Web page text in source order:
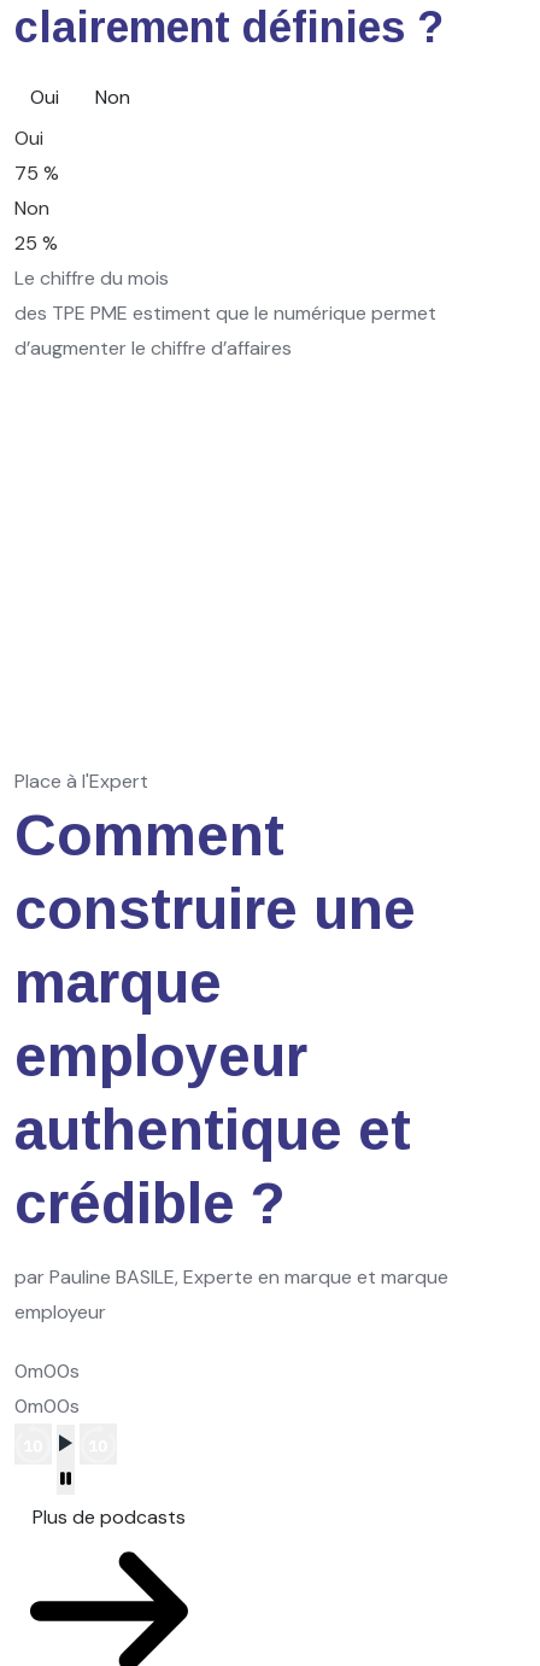
clairement définies ?
Oui
Non
Oui
75 %
Non
25 %
Le chiffre du mois
des TPE PME estiment que le numérique permet
d’augmenter le chiffre d’affaires
Place à l'Expert
Comment
construire une
marque
employeur
authentique et
crédible ?
par Pauline BASILE, Experte en marque et marque
employeur
0m00s
0m00s
Plus de podcasts